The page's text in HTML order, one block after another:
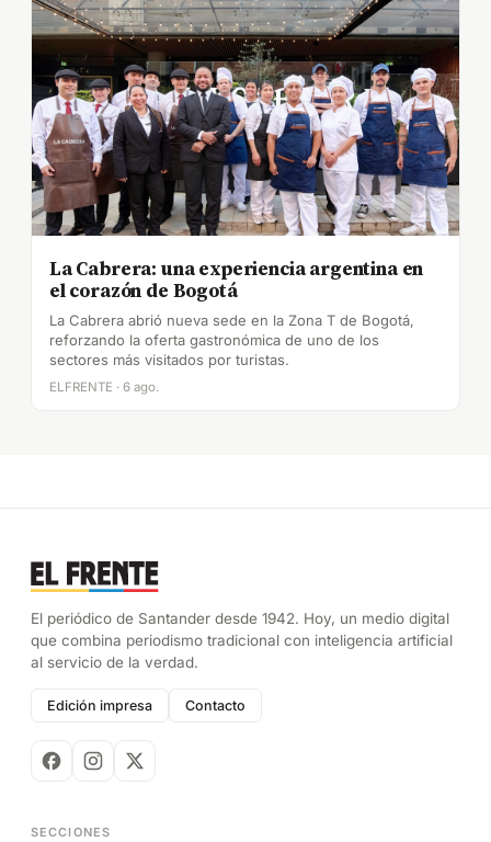
La Cabrera: una experiencia argentina en
el corazón de Bogotá
La Cabrera abrió nueva sede en la Zona T de Bogotá,
reforzando la oferta gastronómica de uno de los
sectores más visitados por turistas.
ELFRENTE · 6 ago.
El periódico de Santander desde 1942. Hoy, un medio digital
que combina periodismo tradicional con inteligencia artificial
al servicio de la verdad.
Edición impresa Contacto
SECCIONES